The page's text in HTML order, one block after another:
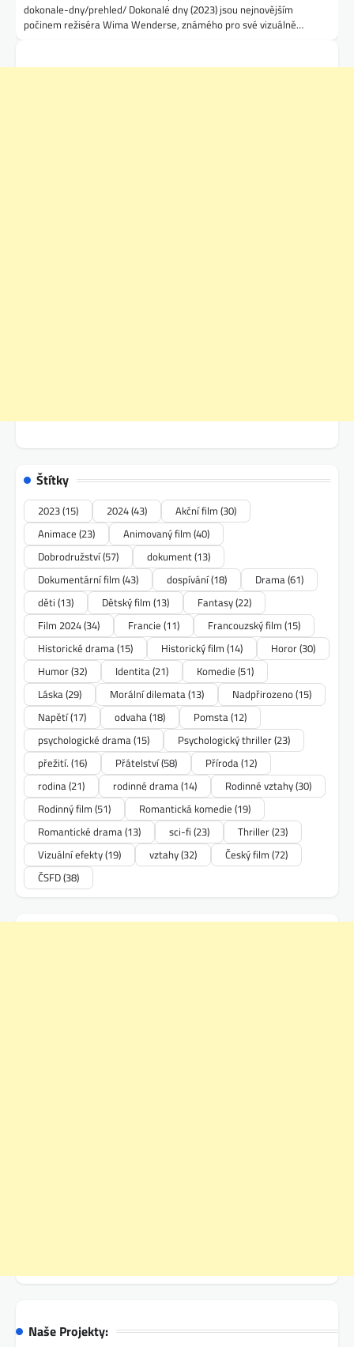
dokonale-dny/prehled/ Dokonalé dny (2023) jsou nejnovějším
počinem režiséra Wima Wenderse, známého pro své vizuálně…
Štítky
2023(15) 2024(43) Akční film (30)
Animace (23) Animovaný film (40)
Dobrodružství(57) dokument(13)
Dokumentární film (43) dospívání(18) Drama(61)
děti (13) Dětský film (13) Fantasy(22)
Film 2024(34) Francie (11) Francouzský film (15)
Historické drama(15) Historický film (14) Horor(30)
Humor(32) Identita(21) Komedie (51)
Láska(29) Morální dilemata(13) Nadpřirozeno(15)
Napětí(17) odvaha(18) Pomsta(12)
psychologické drama(15) Psychologický thriller(23)
přežití. (16) Přátelství(58) Příroda(12)
rodina(21) rodinné drama(14) Rodinné vztahy(30)
Rodinný film (51) Romantická komedie (19)
Romantické drama(13) sci-fi (23) Thriller(23)
Vizuální efekty(19) vztahy(32) Český film (72)
ČSFD(38)
Naše Projekty: